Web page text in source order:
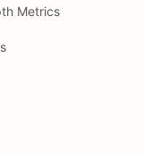
Metrics